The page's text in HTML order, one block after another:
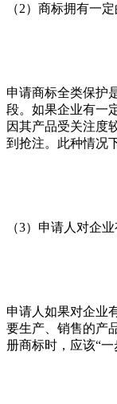
（2）商标拥有一
申请商标全类保护
段。如果企业有一
因其产品受关注度
到抢注。此种情况
（3）申请人对企
申请人如果对企业
要生产、销售的产
册商标时，应该“一